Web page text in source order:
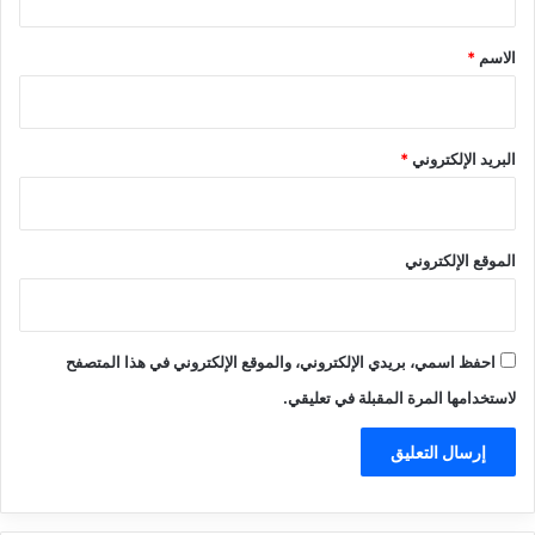
*
الاسم *
البريد الإلكتروني*
الموقع الإلكتروني
احفظ اسمي، بريدي الإلكتروني، والموقع الإلكتروني في هذا المتصفح
لاستخدامها المرة المقبلة في تعليقي.